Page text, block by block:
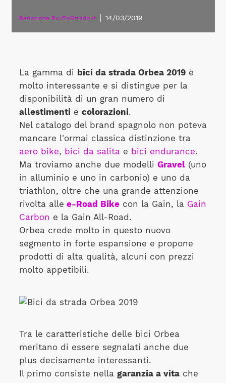
Redazione BiciDaStrada.it 14/03/2019
La gamma di bici da strada Orbea 2019è
molto interessante e si distingue per la
disponibilità di un gran numero di
allestimentie colorazioni.
Nel catalogo del brand spagnolo non poteva
mancare l'ormai classica distinzione tra
aero bike, bici da salitae bici endurance.
Ma troviamo anche due modelli Gravel(uno
in alluminio e uno in carbonio) e uno da
triathlon, oltre che una grande attenzione
rivolta alle e-Road Bikecon la Gain, la Gain
Carbon e la Gain All-Road.
Orbea crede molto in questo nuovo
segmento in forte espansione e propone
prodotti di alta qualità, alcuni con prezzi
molto appetibili.
Tra le caratteristiche delle bici Orbea
meritano di essere segnalati anche due
plus decisamente interessanti.
Il primo consiste nella garanzia a vitache